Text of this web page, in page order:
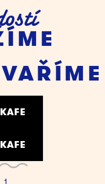
VAŘÍME